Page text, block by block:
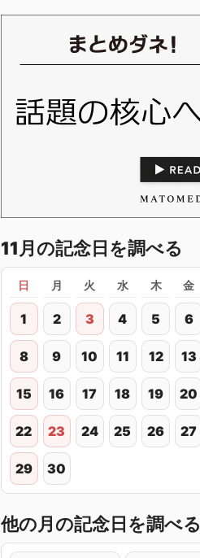
11月の記念日を調べる
日 月 火 水 木 金
1 2 3 4 5 6
8 9 10 11 12 13
15 16 17 18 19 20
22 23 24 25 26 27
29 30
他の月の記念日を調べる